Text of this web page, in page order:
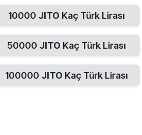
10000 JITO Kaç Türk Lirası
50000 JITO Kaç Türk Lirası
100000 JITO Kaç Türk Lirası